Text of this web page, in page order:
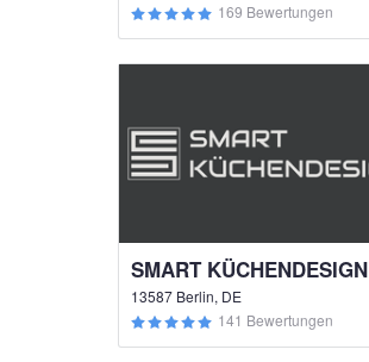
169 Bewertungen
SMART KÜCHENDESIGN
13587 Berlin, DE
141 Bewertungen